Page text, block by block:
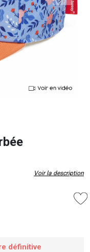
Voir la description
définitive